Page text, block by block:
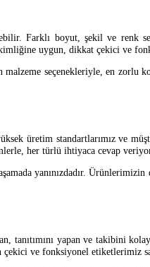
Farklı boyut, şekil ve renk
uygun, dikkat çekici ve
malzeme seçenekleriyle, en
üretim standartlarımız ve
her türlü ihtiyaca cevap
yanınızdadır.
tanıtımını yapan ve takibini
çekici ve fonksiyonel